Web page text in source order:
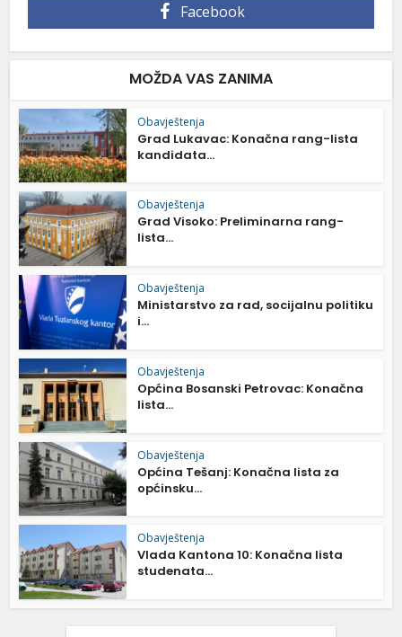
Facebook
MOŽDA VAS ZANIMA
Obavještenja
Grad Lukavac: Konačna rang-lista
kandidata...
Obavještenja
Grad Visoko: Preliminarna rang-
lista...
Obavještenja
Ministarstvo za rad, socijalnu politiku
i...
Obavještenja
Općina Bosanski Petrovac: Konačna
lista...
Obavještenja
Općina Tešanj: Konačna lista za
općinsku...
Obavještenja
Vlada Kantona 10: Konačna lista
studenata...